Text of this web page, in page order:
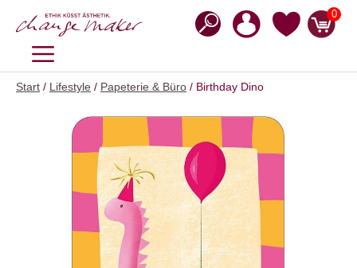
Inhalt
0
MENÜ
Start / Lifestyle / Papeterie & Büro / Birthday Dino